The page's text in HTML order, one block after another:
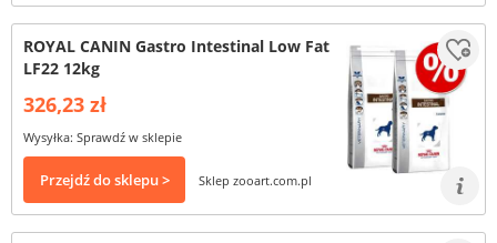
ROYAL CANIN Gastro Intestinal Low Fat
LF22 12kg
326,23 zł
Wysyłka: Sprawdź w sklepie
Przejdź do sklepu > Sklep zooart.com.pl